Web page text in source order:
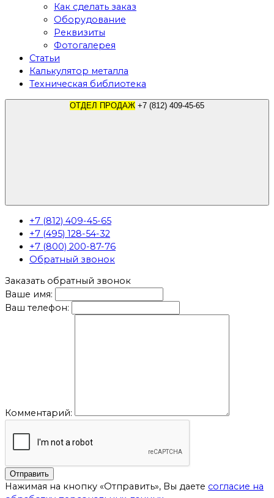
Как сделать заказ
Оборудование
Реквизиты
Фотогалерея
Статьи
Калькулятор металла
Техническая библиотека
ОТДЕЛ ПРОДАЖ
+7 (812) 409-45-65
+7 (495) 128-54-32
+7 (800) 200-87-76
Обратный звонок
Заказать обратный звонок
Ваше имя:
Ваш телефон:
Комментарий:
Отправить
Нажимая на кнопку «Отправить», Вы даете согласие на